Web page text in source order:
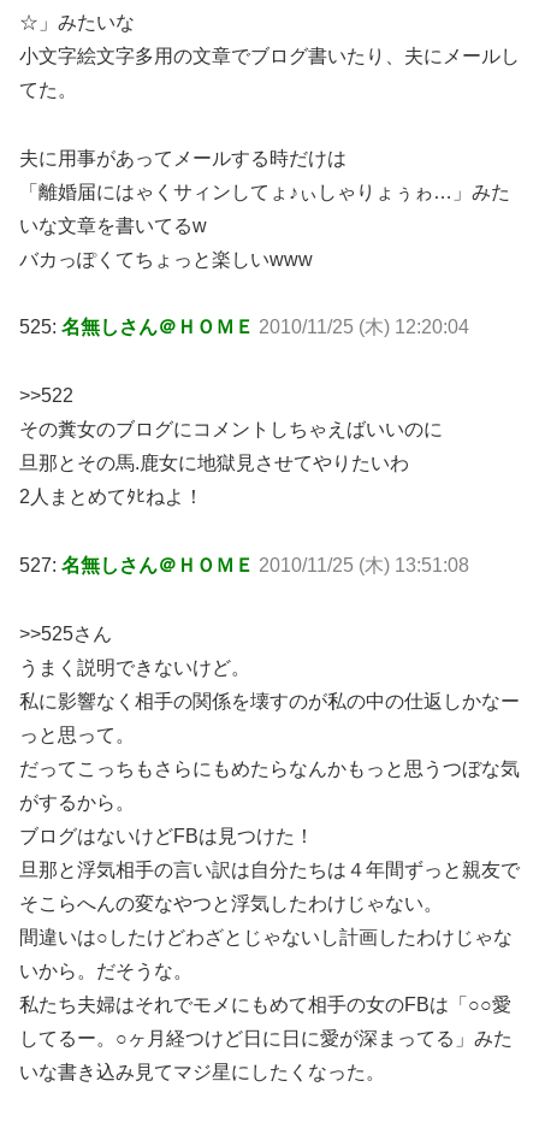
☆」みたいな
小文字絵文字多用の文章でブログ書いたり、夫にメールし
てた。
夫に用事があってメールする時だけは
「離婚届にはゃくサィンしてょ♪ぃしゃりょぅゎ…」みた
いな文章を書いてるw
バカっぽくてちょっと楽しいwww
525: 名無しさん＠ＨＯＭＥ 2010/11/25 (木) 12:20:04
>>522
その糞女のブログにコメントしちゃえばいいのに
旦那とその馬.鹿女に地獄見させてやりたいわ
2人まとめてﾀﾋねよ！
527: 名無しさん＠ＨＯＭＥ 2010/11/25 (木) 13:51:08
>>525さん
うまく説明できないけど。
私に影響なく相手の関係を壊すのが私の中の仕返しかなー
っと思って。
だってこっちもさらにもめたらなんかもっと思うつぼな気
がするから。
ブログはないけどFBは見つけた！
旦那と浮気相手の言い訳は自分たちは４年間ずっと親友で
そこらへんの変なやつと浮気したわけじゃない。
間違いは○したけどわざとじゃないし計画したわけじゃな
いから。だそうな。
私たち夫婦はそれでモメにもめて相手の女のFBは「○○愛
してるー。○ヶ月経つけど日に日に愛が深まってる」みた
いな書き込み見てマジ星にしたくなった。